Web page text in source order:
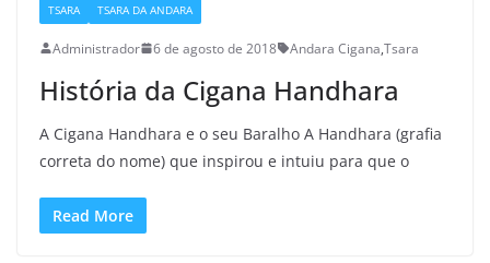
TSARA TSARA DA ANDARA
Administrador 6 de agosto de 2018 Andara Cigana,Tsara
História da Cigana Handhara
A Cigana Handhara e o seu Baralho A Handhara (grafia
correta do nome) que inspirou e intuiu para que o
Read More